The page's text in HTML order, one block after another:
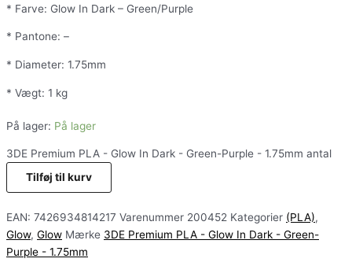
* Farve: Glow In Dark – Green/Purple
* Pantone: –
* Diameter: 1.75mm
* Vægt: 1 kg
På lager: På lager
3DE Premium PLA - Glow In Dark - Green-Purple - 1.75mm antal
Tilføj til kurv
EAN: 7426934814217 Varenummer 200452 Kategorier (PLA),
Glow, Glow Mærke 3DE Premium PLA - Glow In Dark - Green-
Purple - 1.75mm